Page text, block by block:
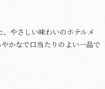
やさしい味わいのホテルメ
かなで口当たりのよい一品で